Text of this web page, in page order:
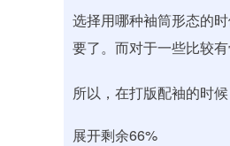
选择用哪种袖筒形态的
要了。而对于一些比较
所以，在打版配袖的时
展开剩余66%